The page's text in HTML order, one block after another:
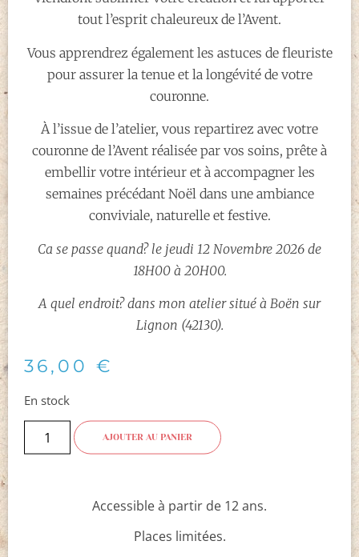
tout l’esprit chaleureux de l’Avent.
Vous apprendrez également les astuces de fleuriste
pour assurer la tenue et la longévité de votre
couronne.
À l’issue de l’atelier, vous repartirez avec votre
couronne de l’Avent réalisée par vos soins, prête à
embellir votre intérieur et à accompagner les
semaines précédant Noël dans une ambiance
conviviale, naturelle et festive.
Ca se passe quand? le jeudi 12 Novembre 2026 de
18H00 à 20H00.
A quel endroit?dans mon atelier situé à Boën sur
Lignon (42130).
36,00 €
En stock
AJOUTER AU PANIER
Accessible à partir de 12 ans.
Places limitées.